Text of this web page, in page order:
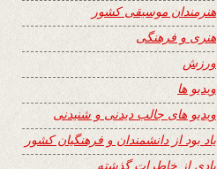
هنرمندان موسیقی کشور
هنری و فرهنگی
ورزش
ویدیو ها
ویدیو های جالب دیدنی و شنیدنی
یاد بود از دانشمندان و فرهنگیان کشور
یادی از خاطرات گذشته